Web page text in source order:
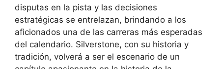
disputas en la pista y las decisiones
estratégicas se entrelazan, brindando a los
aficionados una de las carreras más esperadas
del calendario. Silverstone, con su historia y
tradición, volverá a ser el escenario de un